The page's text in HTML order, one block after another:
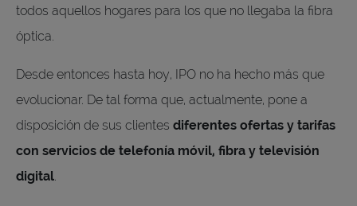
todos aquellos hogares para los que no llegaba la fibra
óptica.
Desde entonces hasta hoy, IPO no ha hecho más que
evolucionar. De tal forma que, actualmente, pone a
disposición de sus clientes diferentes ofertas y tarifas
con servicios de telefonía móvil, fibra y televisión
digital.